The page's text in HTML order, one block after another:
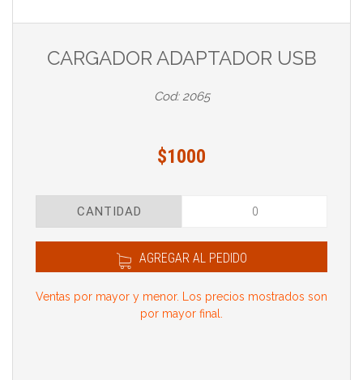
CARGADOR ADAPTADOR USB
Cod: 2065
$1000
CANTIDAD
AGREGAR AL PEDIDO
Ventas por mayor y menor. Los precios mostrados son
por mayor final.